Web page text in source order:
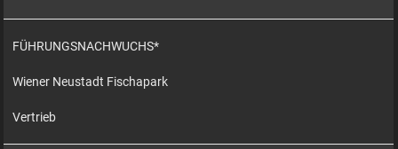
FÜHRUNGSNACHWUCHS*
Wiener Neustadt Fischapark
Vertrieb